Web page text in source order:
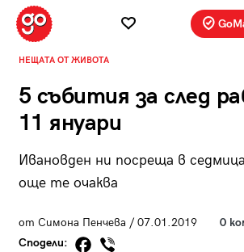
НЕЩАТА ОТ ЖИВОТА
5 събития за след
11 януари
Ивановден ни посреща в
още те очаква
от Симона Пенчева / 07.01.2019
0
Сподели: